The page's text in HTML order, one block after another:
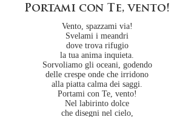
Portami con Te, vento!
Vento, spazzami via!
Svelami i meandri
dove trova rifugio
la tua anima inquieta.
Sorvoliamo gli oceani, godendo
delle crespe onde che irridono
alla piatta calma dei saggi.
Portami con Te, vento!
Nel labirinto dolce
che disegni nel cielo,